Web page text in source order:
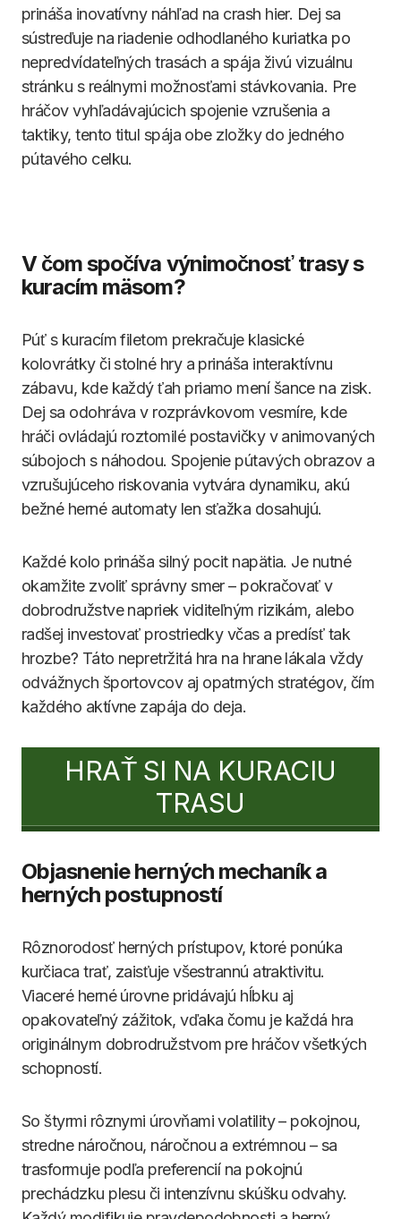
prináša inovatívny náhľad na crash hier. Dej sa
sústreďuje na riadenie odhodlaného kuriatka po
nepredvídateľných trasách a spája živú vizuálnu
stránku s reálnymi možnosťami stávkovania. Pre
hráčov vyhľadávajúcich spojenie vzrušenia a
taktiky, tento titul spája obe zložky do jedného
pútavého celku.
V čom spočíva výnimočnosť trasy s
kuracím mäsom?
Púť s kuracím filetom prekračuje klasické
kolovrátky či stolné hry a prináša interaktívnu
zábavu, kde každý ťah priamo mení šance na zisk.
Dej sa odohráva v rozprávkovom vesmíre, kde
hráči ovládajú roztomilé postavičky v animovaných
súbojoch s náhodou. Spojenie pútavých obrazov a
vzrušujúceho riskovania vytvára dynamiku, akú
bežné herné automaty len sťažka dosahujú.
Každé kolo prináša silný pocit napätia. Je nutné
okamžite zvoliť správny smer – pokračovať v
dobrodružstve napriek viditeľným rizikám, alebo
radšej investovať prostriedky včas a predísť tak
hrozbe? Táto nepretržitá hra na hrane lákala vždy
odvážnych športovcov aj opatrných stratégov, čím
každého aktívne zapája do deja.
HRAŤ SI NA KURACIU
TRASU
Objasnenie herných mechaník a
herných postupností
Rôznorodosť herných prístupov, ktoré ponúka
kurčiaca trať, zaisťuje všestrannú atraktivitu.
Viaceré herné úrovne pridávajú hĺbku aj
opakovateľný zážitok, vďaka čomu je každá hra
originálnym dobrodružstvom pre hráčov všetkých
schopností.
So štyrmi rôznymi úrovňami volatility – pokojnou,
stredne náročnou, náročnou a extrémnou – sa
trasformuje podľa preferencií na pokojnú
prechádzku plesu či intenzívnu skúšku odvahy.